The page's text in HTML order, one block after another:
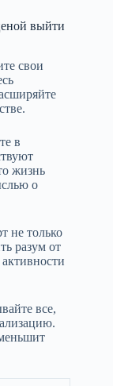
выйти
свои
в
жизнь
о
не только
разум от
все,